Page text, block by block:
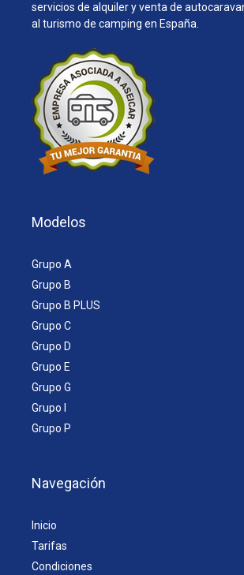
servicios de alquiler y venta de
al turismo de camping en España.
Modelos
Grupo A
Grupo B
Grupo B PLUS
Grupo C
Grupo D
Grupo E
Grupo G
Grupo I
Grupo P
Navegación
Inicio
Tarifas
Condiciones